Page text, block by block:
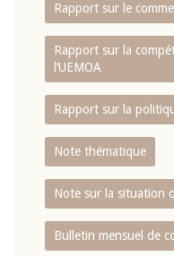
Rapport sur le
Rapport sur la
l‘UEMOA
Rapport sur la
Note thématique
Note sur la situation
Bulletin mensuel de